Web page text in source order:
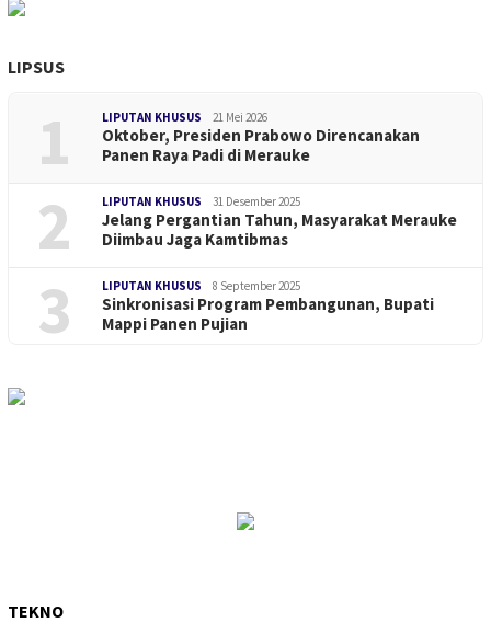
LIPSUS
1 LIPUTAN KHUSUS 21 Mei 2026
Oktober, Presiden Prabowo Direncanakan
Panen Raya Padi di Merauke
2 LIPUTAN KHUSUS 31 Desember 2025
Jelang Pergantian Tahun, Masyarakat Merauke
Diimbau Jaga Kamtibmas
3 LIPUTAN KHUSUS 8 September 2025
Sinkronisasi Program Pembangunan, Bupati
Mappi Panen Pujian
TEKNO